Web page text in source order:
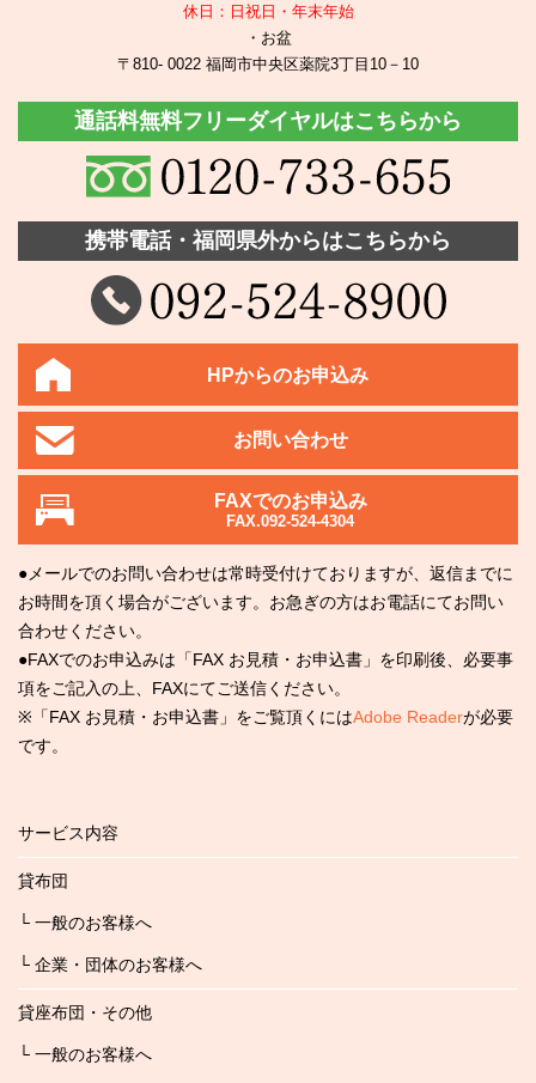
休日：日祝日・年末年始
・お盆
〒810- 0022 福岡市中央区薬院3丁目10－10
通話料無料フリーダイヤルはこちらから
携帯電話・福岡県外からはこちらから
HPからのお申込み
お問い合わせ
FAXでのお申込み
FAX.092-524-4304
●メールでのお問い合わせは常時受付けておりますが、返信までに
お時間を頂く場合がございます。お急ぎの方はお電話にてお問い
合わせください。
●FAXでのお申込みは「FAX お見積・お申込書」を印刷後、必要事
項をご記入の上、FAXにてご送信ください。
※「FAX お見積・お申込書」をご覧頂くにはAdobe Readerが必要
です。
サービス内容
貸布団
└ 一般のお客様へ
└ 企業・団体のお客様へ
貸座布団・その他
└ 一般のお客様へ